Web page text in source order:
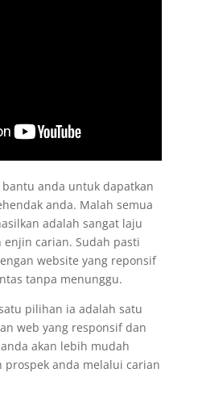
bantu anda untuk dapatkan
anda. Malah semua
adalah sangat laju
carian. Sudah pasti
website yang reponsif
tanpa menunggu.
pilihan ia adalah satu
web yang responsif dan
akan lebih mudah
anda melalui carian